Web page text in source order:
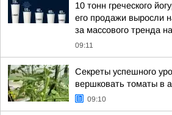
10 тонн греческого
его продажи выросли
за массового тренда
09:11
Секреты успешного
вершковать томаты в
09:10